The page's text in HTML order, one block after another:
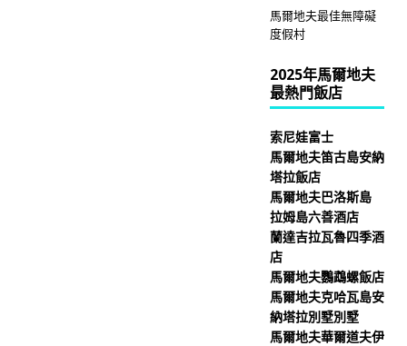
馬爾地夫最佳無障礙
度假村
2025年馬爾地夫
最熱門飯店
索尼娃富士
馬爾地夫笛古島安納
塔拉飯店
馬爾地夫巴洛斯島
拉姆島六善酒店
蘭達吉拉瓦魯四季酒
店
馬爾地夫鸚鵡螺飯店
馬爾地夫克哈瓦島安
納塔拉別墅別墅
馬爾地夫華爾道夫伊